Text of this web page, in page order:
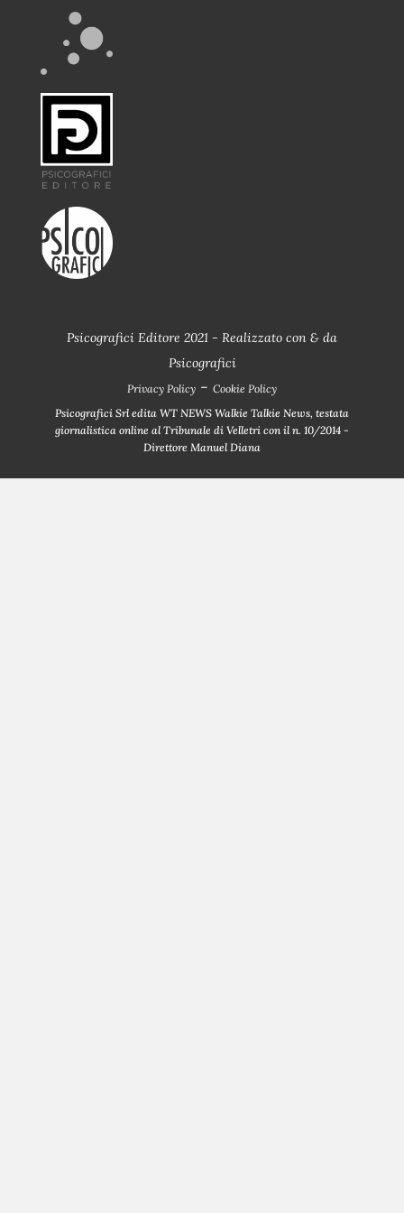
Psicografici Editore 2021 - Realizzato con & da
Psicografici
Privacy Policy - Cookie Policy
Psicografici Srl edita WT NEWS Walkie Talkie News, testata
giornalistica online al Tribunale di Velletri con il n. 10/2014 -
Direttore Manuel Diana